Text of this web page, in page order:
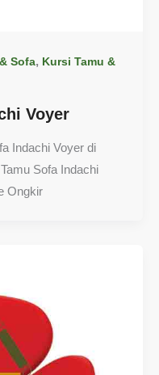
Sofa, Kursi Tamu &
Voyer
Indachi Voyer di
Sofa Indachi
Ongkir